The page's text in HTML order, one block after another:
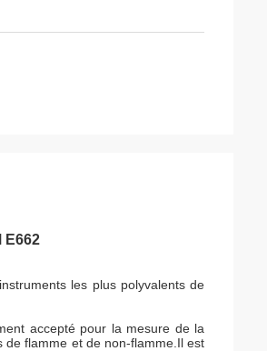
E662
les plus polyvalents de
accepté pour la mesure de la
de flamme et de non-flamme.Il est